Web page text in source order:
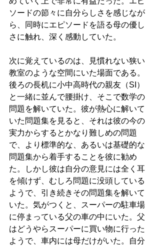
ソードの節々に自分らしさを感じなが
ら、同時にエピソードを語る母の優し
さに触れ、深く感動していた。
次に覚えているのは、見慣れない狭い
教室のような空間にいた場面である。
後ろの長机に小中高時代の親友（SI）
と一緒に並んで腰掛け、そこで数学の
問題を解いていた。彼が熱心に解いて
いた問題集を見ると、それは彼の今の
実力からするとかなり難しめの問題
で、より標準的な、あるいは基礎的な
問題集から着手することを彼に勧め
た。しかし彼は自分の意見には全く耳
を傾けず、むしろ問題に没頭している
ようで、引き続きその問題集を解いて
いた。気がつくと、スーパーの駐車場
に停まっている父の車の中にいた。父
はどうやらスーパーに買い物に行った
ようで、車内には母だけがいた。自分